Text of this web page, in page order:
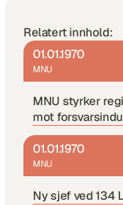
Relatert innhold:
01.01.1970
MNU
MNU styrker
mot
01.01.1970
MNU
Ny sjef ved 134